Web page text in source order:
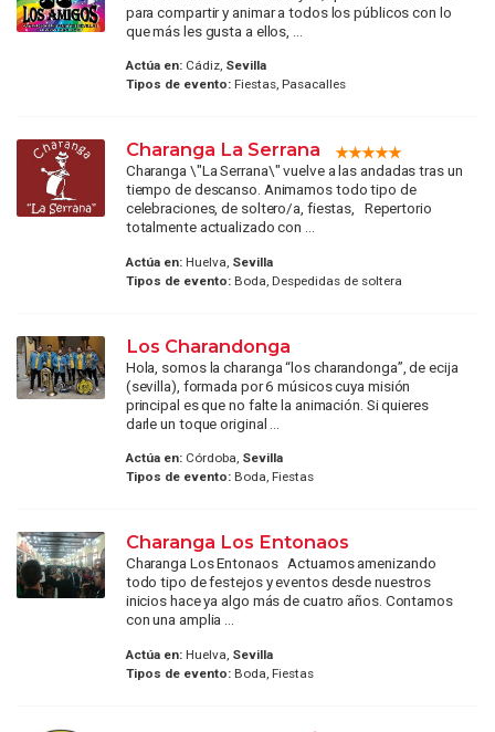
para compartir y animar a todos los públicos con lo
que más les gusta a ellos, ...
Actúa en:Cádiz, Sevilla
Tipos de evento:Fiestas, Pasacalles
Charanga La Serrana
Charanga \"La Serrana\" vuelve a las andadas tras un
tiempo de descanso. Animamos todo tipo de
celebraciones, de soltero/a, fiestas, Repertorio
totalmente actualizado con ...
Actúa en:Huelva, Sevilla
Tipos de evento:Boda, Despedidas de soltera
Los Charandonga
Hola, somos la charanga “los charandonga”, de ecija
(sevilla), formada por 6 músicos cuya misión
principal es que no falte la animación. Si quieres
darle un toque original ...
Actúa en:Córdoba, Sevilla
Tipos de evento:Boda, Fiestas
Charanga Los Entonaos
Charanga Los Entonaos Actuamos amenizando
todo tipo de festejos y eventos desde nuestros
inicios hace ya algo más de cuatro años. Contamos
con una amplia ...
Actúa en:Huelva, Sevilla
Tipos de evento:Boda, Fiestas